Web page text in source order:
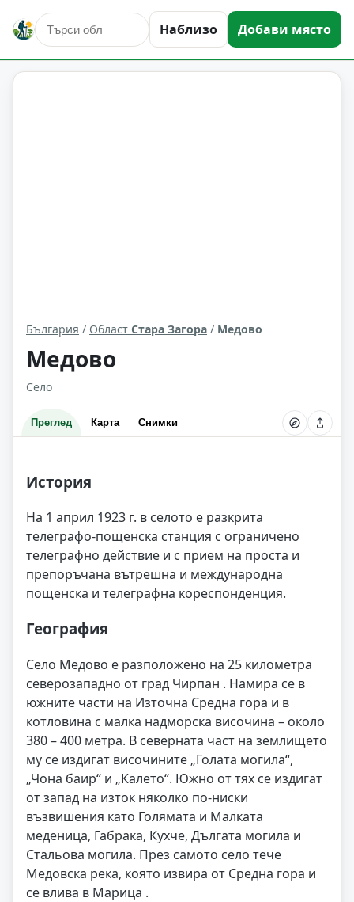
Наблизо Добави място
Медово Област: Стара Загора
България / Област Стара Загора / Медово
Медово
Село
Преглед Карта Снимки
История
На 1 април 1923 г. в селото е разкрита
телеграфо-пощенска станция с ограничено
телеграфно действие и с прием на проста и
препоръчана вътрешна и международна
пощенска и телеграфна кореспонденция.
География
Село Медово е разположено на 25 километра
северозападно от град Чирпан . Намира се в
южните части на Източна Средна гора и в
котловина с малка надморска височина – около
380 – 400 метра. В северната част на землището
му се издигат височините „Голата могила“,
„Чона баир“ и „Калето“. Южно от тях се издигат
от запад на изток няколко по-ниски
възвишения като Голямата и Малката
меденица, Габрака, Кухче, Дългата могила и
Стальова могила. През самото село тече
Медовска река, която извира от Средна гора и
се влива в Марица .